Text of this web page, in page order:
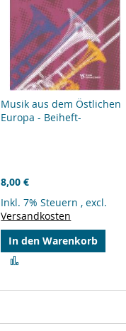
Musik aus dem Östlichen
Europa - Beiheft-
8,00 €
Inkl. 7% Steuern ,excl.
Versandkosten
In den Warenkorb